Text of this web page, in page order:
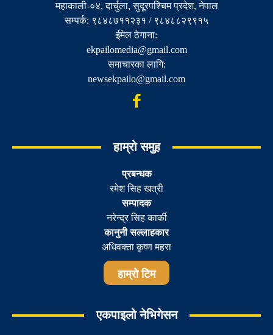
महाकाली-०४, दार्चुला, सुदूरपश्चिम प्रदेश, नेपाल
सम्पर्क: ९८४८७११२३१ / ९८४८८२९९१५
ईमेल ठेगाना:
ekpailomedia@gmail.com
समाचारका लागि:
newsekpailo@gmail.com
हाम्रो समुह
प्रबन्धक
रमेश सिह खत्री
सम्पादक
नरेन्द्र सिह कार्की
कानुनी सल्लाहकार
अधिवक्ता कृष्ण महरा
हाम्रो टिम
एकपाइलो नेभिगेसन